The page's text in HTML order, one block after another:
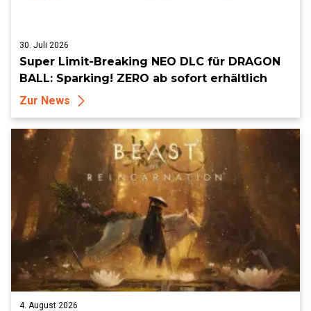
30. Juli 2026
Super Limit-Breaking NEO DLC für DRAGON
BALL: Sparking! ZERO ab sofort erhältlich
Zur News
4. August 2026